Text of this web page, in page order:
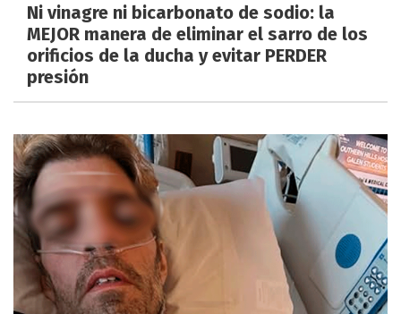
Ni vinagre ni bicarbonato de sodio: la
MEJOR manera de eliminar el sarro de los
orificios de la ducha y evitar PERDER
presión